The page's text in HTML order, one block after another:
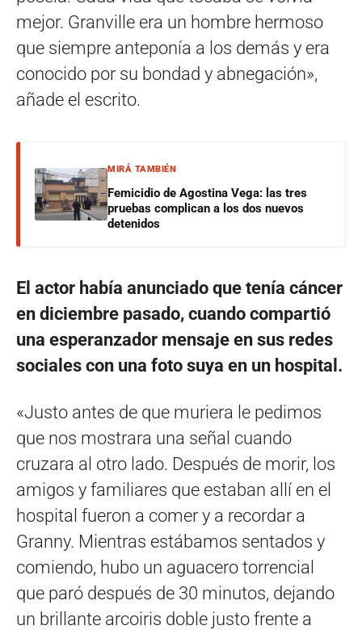
mejor. Granville era un hombre hermoso
que siempre anteponía a los demás y era
conocido por su bondad y abnegación»,
añade el escrito.
MIRÁ TAMBIÉN
Femicidio de Agostina Vega: las tres
pruebas complican a los dos nuevos
detenidos
El actor había anunciado que tenía cáncer
en diciembre pasado, cuando compartió
una esperanzador mensaje en sus redes
sociales con una foto suya en un hospital.
«Justo antes de que muriera le pedimos
que nos mostrara una señal cuando
cruzara al otro lado. Después de morir, los
amigos y familiares que estaban allí en el
hospital fueron a comer y a recordar a
Granny. Mientras estábamos sentados y
comiendo, hubo un aguacero torrencial
que paró después de 30 minutos, dejando
un brillante arcoiris doble justo frente a